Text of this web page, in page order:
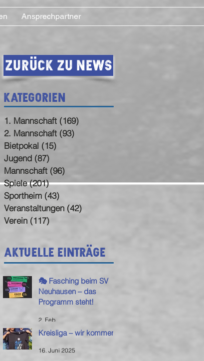
Ansprechpartner
Zurück zu News
Kategorien
1. Mannschaft (169)
2. Mannschaft (93)
Bietpokal (15)
Jugend (87)
Mannschaft (96)
Spiele (201)201 Beiträge
Sportheim (43)
Veranstaltungen (42)
Verein (117)
Aktuelle Einträge
🎭 Fasching beim SV
Neuhausen – das
Programm steht!
2. Feb.
Kreisliga – wir kommen!
16. Juni 2025